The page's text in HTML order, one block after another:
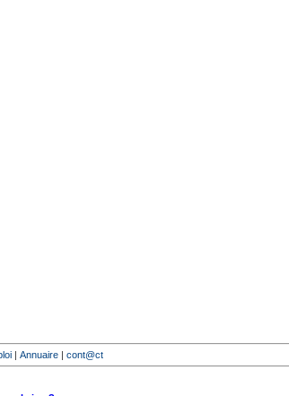
| Annuaire | cont@ct